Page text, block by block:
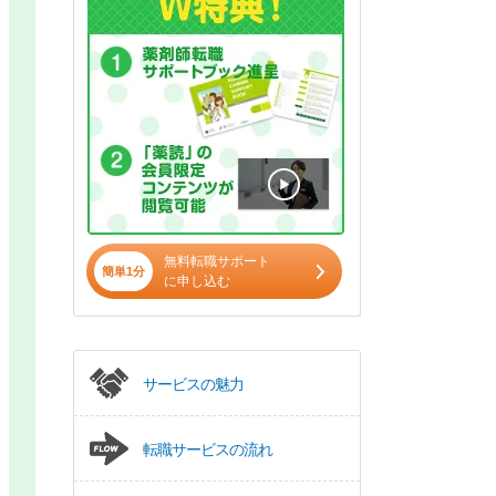
簡単1分
無料転職サポート
に申し込む
サービスの魅力
転職サービスの流れ